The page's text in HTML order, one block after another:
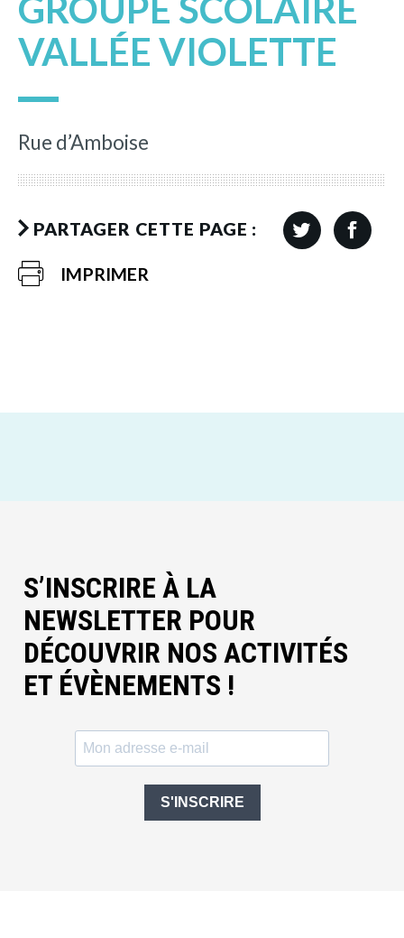
GROUPE SCOLAIRE
VALLÉE VIOLETTE
Rue d’Amboise
PARTAGER CETTE PAGE :
IMPRIMER
S’INSCRIRE À LA
NEWSLETTER POUR
DÉCOUVRIR NOS ACTIVITÉS
ET ÉVÈNEMENTS !
S'INSCRIRE